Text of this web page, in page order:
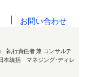
お問い合わせ
執行責任者 兼 コンサルテ
本統括 マネジング･ディレ